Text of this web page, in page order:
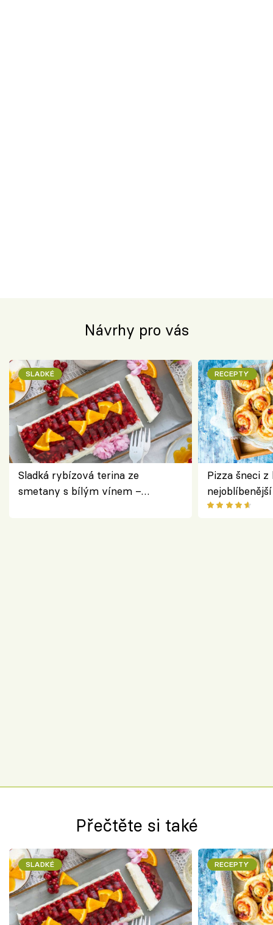
Návrhy pro vás
SLADKÉ
Sladká rybízová terina ze
smetany s bílým vínem –
RECEPTY
Pizza šneci
Přečtěte si také
SLADKÉ RECEPTY